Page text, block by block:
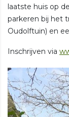
laatste huis op
parkeren bij het
Oudolftuin) en
Inschrijven via